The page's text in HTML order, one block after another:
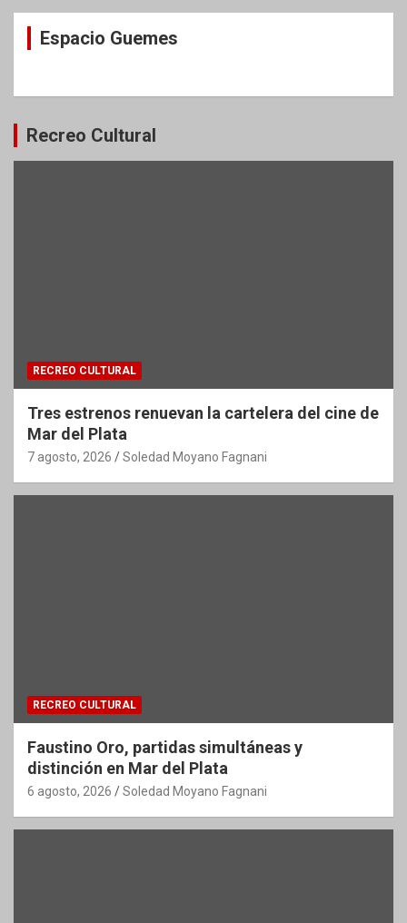
Espacio Guemes
Recreo Cultural
RECREO CULTURAL
Tres estrenos renuevan la cartelera del cine de
Mar del Plata
7 agosto, 2026 Soledad Moyano Fagnani
RECREO CULTURAL
Faustino Oro, partidas simultáneas y
distinción en Mar del Plata
6 agosto, 2026 Soledad Moyano Fagnani